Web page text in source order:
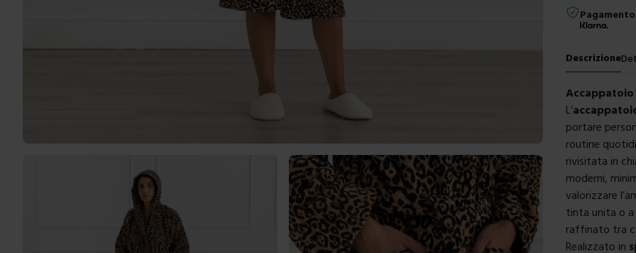
Descrizione
Accappatoio
L’
portare
routine
rivisitata in
moderni,
valorizzare
tinta unita o a
raffinato tra
Realizzato in